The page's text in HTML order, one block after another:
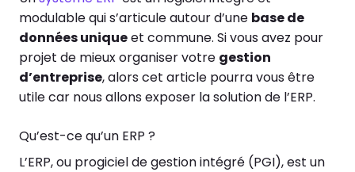
modulable qui s’articule autour d’une base de
données uniqueet commune. Si vous avez pour
projet de mieux organiser votre gestion
d’entreprise, alors cet article pourra vous être
utile car nous allons exposer la solution de l’ERP.
Qu’est-ce qu’un ERP ?
L’ERP, ou progiciel de gestion intégré (PGI), est un